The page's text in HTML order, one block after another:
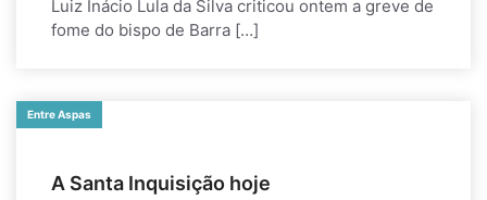
Luiz Inácio Lula da Silva criticou ontem a greve de
fome do bispo de Barra […]
Entre Aspas
A Santa Inquisição hoje